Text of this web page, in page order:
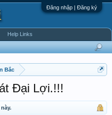
Đăng nhập | Đăng ký
Bắc
Đại Lợi.!!!
Help Links